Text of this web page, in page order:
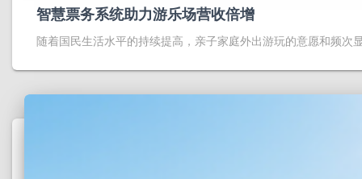
智慧票务系统助力游乐场营收倍增
随着国民生活水平的持续提高，亲子家庭外出游玩的意愿和频次